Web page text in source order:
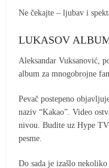
Ne čekajte – ljubav i
LUKASOV
Aleksandar Vuksanović,
album za mnogobrojne
Pevač postepeno
naziv “Kakao”. Video
nivou. Budite uz Hype
pesme.
Do sada je izašlo